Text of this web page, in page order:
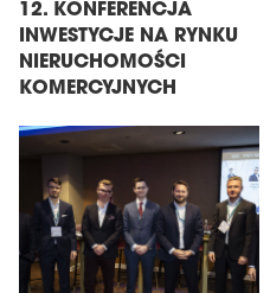
12. KONFERENCJA
INWESTYCJE NA RYNKU
NIERUCHOMOŚCI
KOMERCYJNYCH